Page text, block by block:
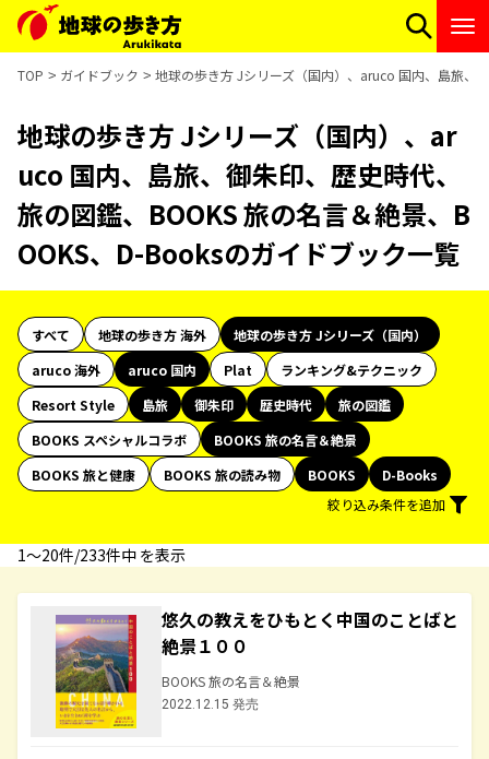
TOP ガイドブック 地球の歩き方 Jシリーズ（国内）、aruco 国内、島旅、
地球の歩き方 Jシリーズ（国内）、ar
uco 国内、島旅、御朱印、歴史時代、
旅の図鑑、BOOKS 旅の名言＆絶景、B
OOKS、D-Booksのガイドブック一覧
すべて 地球の歩き方 海外
地球の歩き方 Jシリーズ（国内）
aruco 海外
aruco 国内 Plat
ランキング&テクニック
Resort Style
島旅 御朱印 歴史時代
旅の図鑑
BOOKS スペシャルコラボ
BOOKS 旅の名言＆絶景
BOOKS 旅と健康
BOOKS 旅の読み物 BOOKS
D-Books
絞り込み条件を追加
1〜20件/233件中 を表示
悠久の教えをひもとく中国のことばと
絶景１００
BOOKS 旅の名言＆絶景
2022.12.15 発売